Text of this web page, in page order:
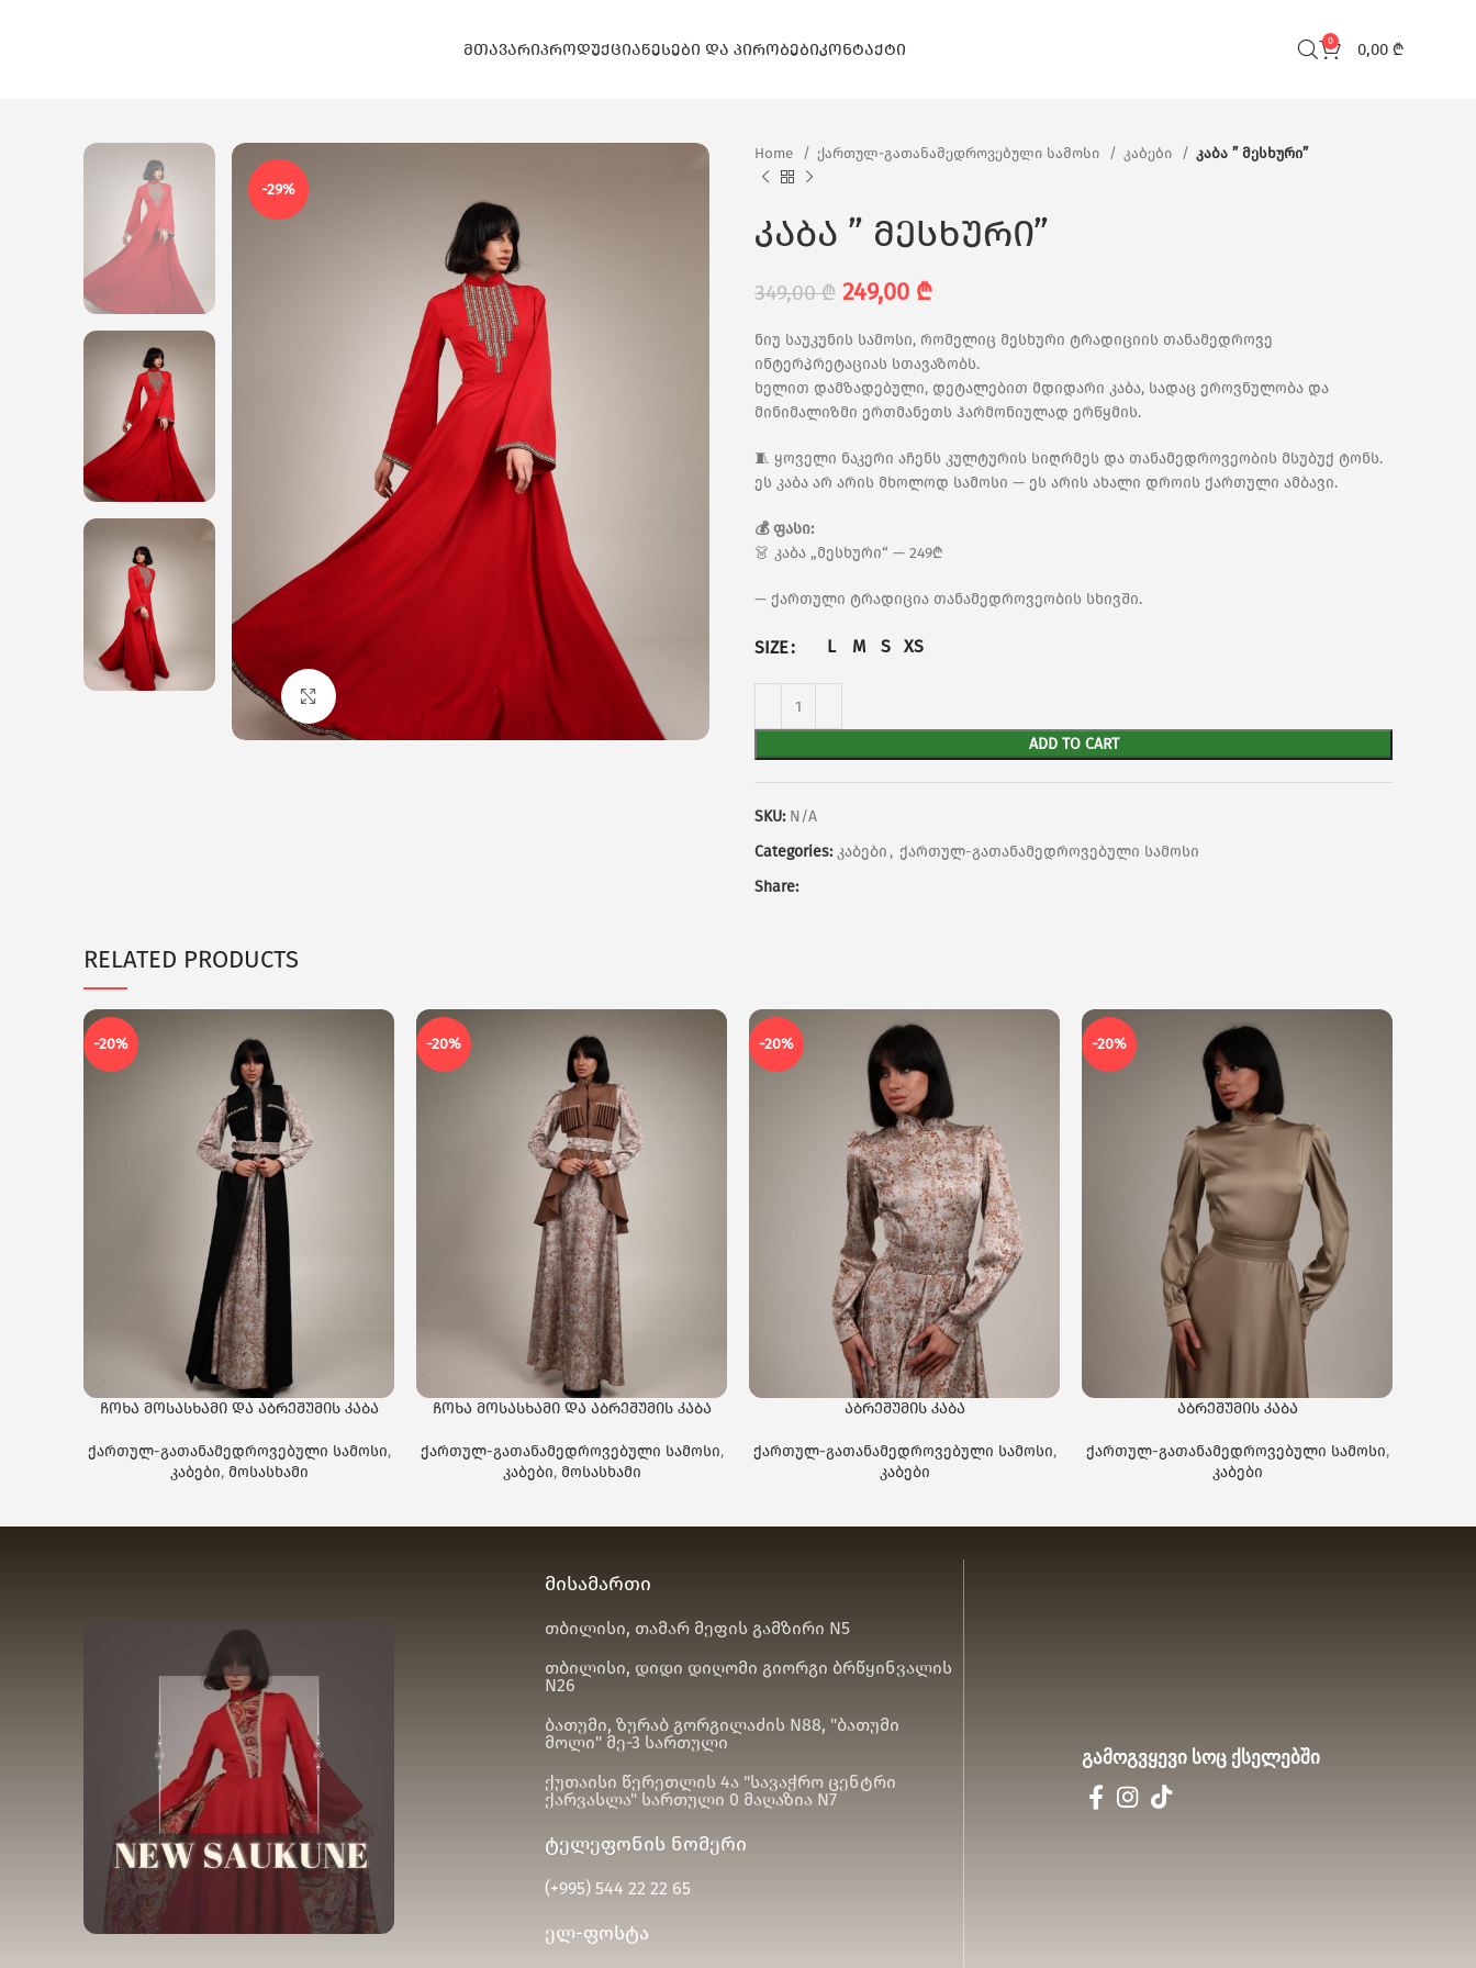
ᲛᲗᲐᲕᲐᲠᲘᲞᲠᲝᲓᲣᲥᲪᲘᲐᲬᲔᲡᲔᲑᲘ ᲓᲐ ᲞᲘᲠᲝᲑᲔᲑᲘᲙᲝᲜᲢᲐᲥᲢᲘ 0 0,00 ₾
-29%
Home ქართულ-გათანამედროვებული სამოსი კაბები კაბა ” მესხური”
კაბა ” მესხური”
349,00₾ 249,00 ₾
ნიუ საუკუნის სამოსი, რომელიც მესხური ტრადიციის თანამედროვე
ინტერპრეტაციას სთავაზობს.
ხელით დამზადებული, დეტალებით მდიდარი კაბა, სადაც ეროვნულობა და
მინიმალიზმი ერთმანეთს ჰარმონიულად ერწყმის.
🧵 ყოველი ნაკერი აჩენს კულტურის სიღრმეს და თანამედროვეობის მსუბუქ ტონს.
ეს კაბა არ არის მხოლოდ სამოსი — ეს არის ახალი დროის ქართული ამბავი.
💰 ფასი:
👗 კაბა „მესხური“ — 249₾
— ქართული ტრადიცია თანამედროვეობის სხივში.
SIZE L M S XS
ADD TO CART
SKU: N/A
Categories: კაბები, ქართულ-გათანამედროვებული სამოსი
Share:
RELATED PRODUCTS
-20%
ჩოხა მოსასხამი და აბრეშუმის კაბა
ქართულ-გათანამედროვებული სამოსი,
კაბები, მოსასხამი
-20%
ჩოხა მოსასხამი და აბრეშუმის კაბა
ქართულ-გათანამედროვებული სამოსი,
კაბები, მოსასხამი
-20%
აბრეშუმის კაბა
ქართულ-გათანამედროვებული სამოსი,
კაბები
-20%
აბრეშუმის კაბა
ქართულ-გათანამედროვებული სამოსი,
კაბები
მისამართი
თბილისი, თამარ მეფის გამზირი N5
თბილისი, დიდი დიღომი გიორგი ბრწყინვალის
N26
ბათუმი, ზურაბ გორგილაძის N88, "ბათუმი
მოლი" მე-3 სართული
ქუთაისი წერეთლის 4ა "სავაჭრო ცენტრი
ქარვასლა" სართული 0 მაღაზია N7
ტელეფონის ნომერი
(+995) 544 22 22 65
ელ-ფოსტა
გამოგვყევი სოც ქსელებში